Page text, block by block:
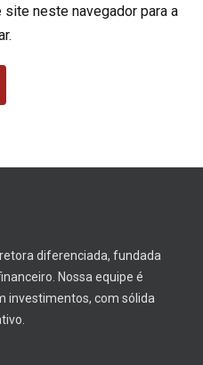
site neste navegador para a
diferenciada, fundada
Nossa equipe é
investimentos, com sólida